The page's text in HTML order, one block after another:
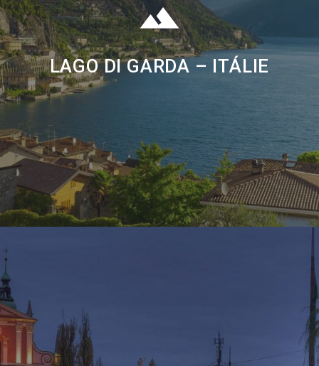
LAGO DI GARDA – ITÁLIE